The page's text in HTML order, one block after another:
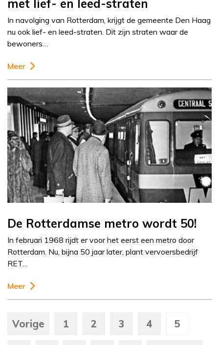
met lief- en leed-straten
In navolging van Rotterdam, krijgt de gemeente Den Haag
nu ook lief- en leed-straten. Dit zijn straten waar de
bewoners…
Meer
De Rotterdamse metro wordt 50!
In februari 1968 rijdt er voor het eerst een metro door
Rotterdam. Nu, bijna 50 jaar later, plant vervoersbedrijf
RET…
Meer
Vorige 1 2 3 4 5